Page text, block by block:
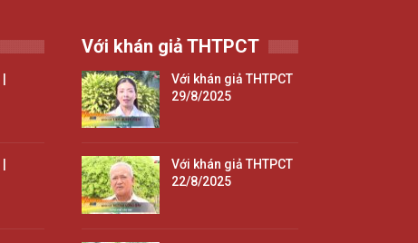
Với khán giả THTPCT
Với khán giả THTPCT
29/8/2025
Với khán giả THTPCT
22/8/2025